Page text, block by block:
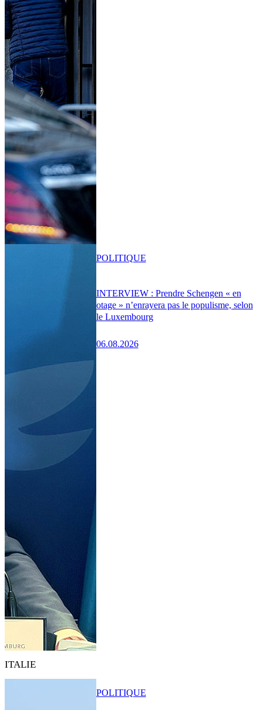
INTERVIEW : Prendre Schengen « en
otage » n’enrayera pas le populisme, selon
le Luxembourg
06.08.2026
POLITIQUE
ITALIE
POLITIQUE